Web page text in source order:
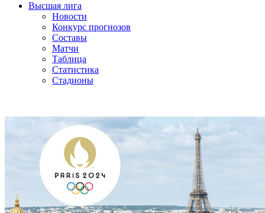
Высшая лига
Новости
Конкурс прогнозов
Составы
Матчи
Таблица
Статистика
Стадионы